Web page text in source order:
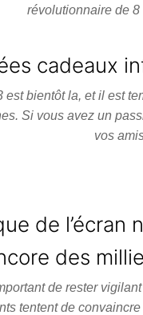
révolutionnaire de
cadeaux
est bientôt la, et il est
Si vous avez un
vos
de l’écran
des
de rester
tentent de